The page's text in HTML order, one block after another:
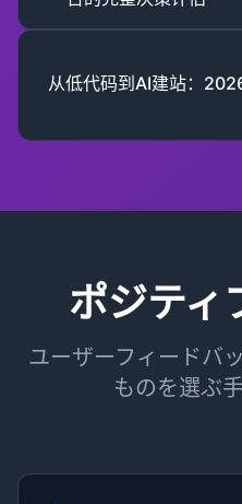
从低代码到AI建站：
ポジティ
ユーザーフィードバ
ものを選ぶ